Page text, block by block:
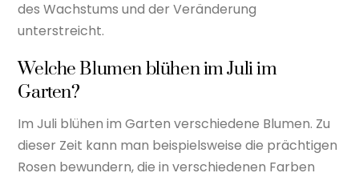
des Wachstums und der Veränderung
unterstreicht.
Welche Blumen blühen im Juli im
Garten?
Im Juli blühen im Garten verschiedene Blumen. Zu
dieser Zeit kann man beispielsweise die prächtigen
Rosen bewundern, die in verschiedenen Farben